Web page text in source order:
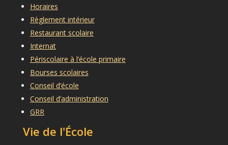
Horaires
Règlement intérieur
Restaurant scolaire
Internat
Périscolaire à l’école primaire
Bourses scolaires
Conseil d’école
Conseil d’administration
GRR
Vie de l'École